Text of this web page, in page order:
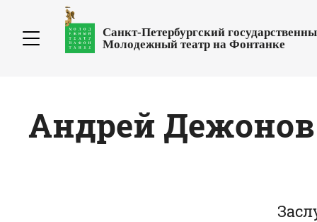
Санкт-Петербургский
Молодежный театр на Фонтанке
Андрей Дежонов